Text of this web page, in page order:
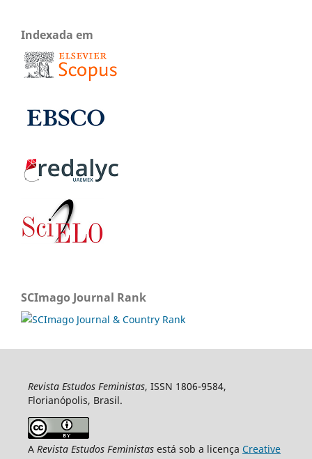
Indexada em
SCImago Journal Rank
Revista Estudos Feministas, ISSN 1806-9584,
Florianópolis, Brasil.
A Revista Estudos Feministasestá sob a licença Creative